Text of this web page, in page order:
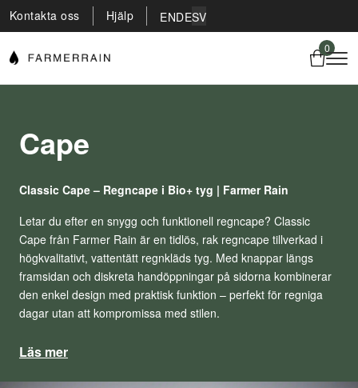
Kontakta oss Hjälp ENDESV
0
Cape
Classic Cape – Regncape i Bio+ tyg | Farmer Rain
Letar du efter en snygg och funktionell regncape? Classic
Cape från Farmer Rain är en tidlös, rak regncape tillverkad i
högkvalitativt, vattentätt regnkläds tyg. Med knappar längs
framsidan och diskreta handöppningar på sidorna kombinerar
den enkel design med praktisk funktion – perfekt för regniga
dagar utan att kompromissa med stilen.
Läs mer